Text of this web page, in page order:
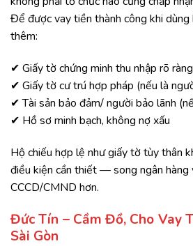
Để được vay tiền thành công khi dùng
thêm:
✔ Giấy tờ chứng minh thu nhập rõ ràng
✔ Giấy tờ cư trú hợp pháp (nếu là
✔ Tài sản bảo đảm/ người bảo lãnh
✔ Hồ sơ minh bạch, không nợ xấu
Hộ chiếu hợp lệ như giấy tờ tùy thân
điều kiện cần thiết — song ngân hàng
CCCD/CMND hơn.
Đức Tín – Cầm Đồ, Cho Vay
Sài Gòn